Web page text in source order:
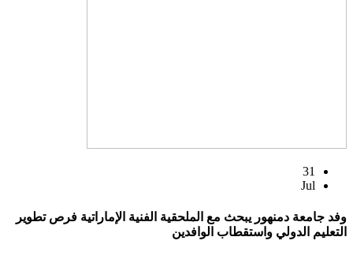
31
Jul
وفد جامعة دمنهور يبحث مع الملحقية الفنية الإماراتية فرص تطوير
التعليم الدولي واستقطاب الوافدين